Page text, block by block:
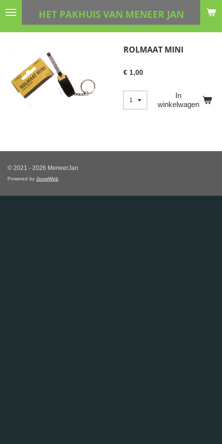
Ga
hoofdinhoud
HET PAKHUIS VAN MENEER JAN
ROLMAAT MINI
€ 1,00
In
winkelwagen
© 2021 - 2026 MeneerJan
Powered by JouwWeb